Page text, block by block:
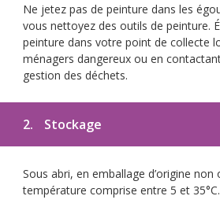
Ne jetez pas de peinture dans les
vous nettoyez des outils de peinture.
peinture dans votre point de collecte
ménagers dangereux ou en
gestion des déchets.
2. Stockage
Sous abri, en emballage d’origine non
température comprise entre 5 et 35°C.